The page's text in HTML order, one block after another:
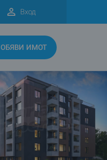
Вход
ОБЯВИ ИМОТ